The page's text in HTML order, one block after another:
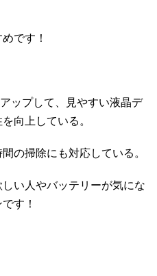
です！
ップして、見やすい液晶デ
向上している。
の掃除にも対応している。
い人やバッテリーが気にな
す！